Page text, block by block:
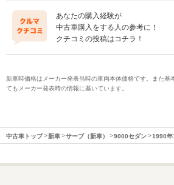
あなたの購入経験が
中古車購入をする人の参考に！
クチコミの投稿はコチラ！
新車時価格はメーカー発表当時の車両本体価格です。また基
てもメーカー発表時の情報に基いています。
中古車トップ 新車 サーブ（新車） 9000セダン 1990年